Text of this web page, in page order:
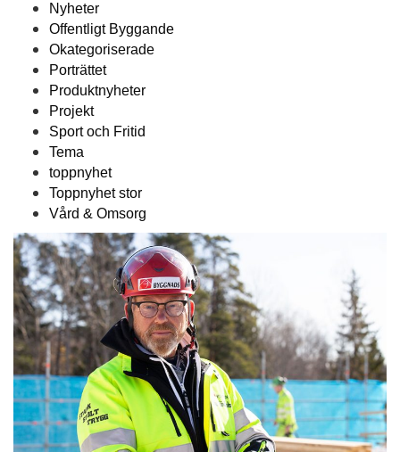
Nyheter
Offentligt Byggande
Okategoriserade
Porträttet
Produktnyheter
Projekt
Sport och Fritid
Tema
toppnyhet
Toppnyhet stor
Vård & Omsorg